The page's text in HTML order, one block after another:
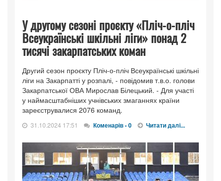
У другому сезоні проєкту «Пліч-о-пліч
Всеукраїнські шкільні ліги» понад 2
тисячі закарпатських коман
Другий сезон проєкту Пліч-о-пліч Всеукраїнські шкільні
ліги на Закарпатті у розпалі, - повідомив т.в.о. голови
Закарпатської ОВА Мирослав Білецький. - Для участі
у наймасштабніших учнівських змаганнях країни
зареєструвалися 2076 команд.
31.10.2024 17:51 Коменарів - 0 Читати далі...